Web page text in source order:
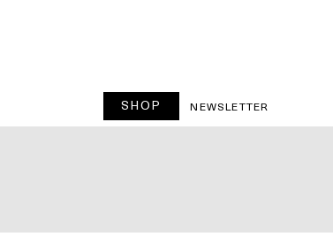
SHOP NEWSLETTER